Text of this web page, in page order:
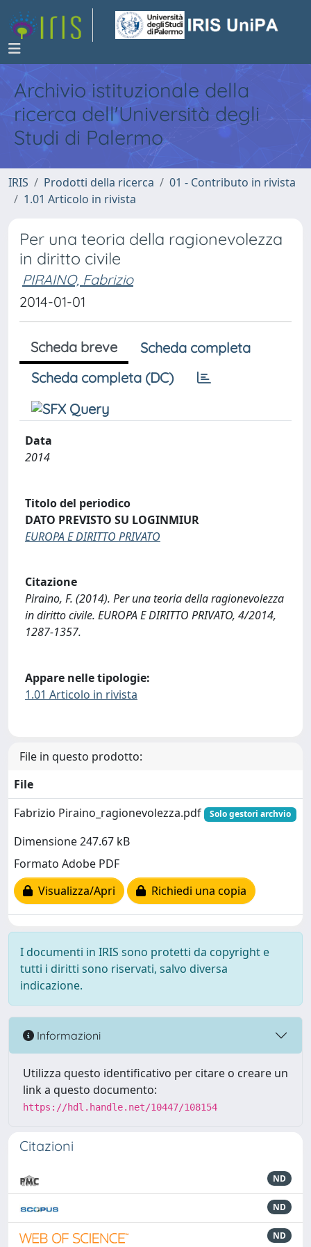
Archivio istituzionale della
ricerca dell'Università degli
Studi di Palermo
IRIS Prodotti della ricerca
01 - Contributo in rivista
1.01 Articolo in rivista
Per una teoria della ragionevolezza
in diritto civile
PIRAINO, Fabrizio
2014-01-01
Scheda breve
Scheda completa
Scheda completa (DC)
Data
2014
Titolo del periodico
DATO PREVISTO SU LOGINMIUR
EUROPA E DIRITTO PRIVATO
Citazione
Piraino, F. (2014). Per una teoria della ragionevolezza
in diritto civile. EUROPA E DIRITTO PRIVATO, 4/2014,
1287-1357.
Appare nelle tipologie:
1.01 Articolo in rivista
File in questo prodotto:
File
Fabrizio Piraino_ragionevolezza.pdf
Solo gestori archvio
Dimensione 247.67 kB
Formato Adobe PDF
Visualizza/Apri
Richiedi una copia
I documenti in IRIS sono protetti da copyright e
tutti i diritti sono riservati, salvo diversa
indicazione.
Informazioni
Utilizza questo identificativo per citare o creare un
link a questo documento:
https://hdl.handle.net/10447/108154
Citazioni
ND
ND
ND